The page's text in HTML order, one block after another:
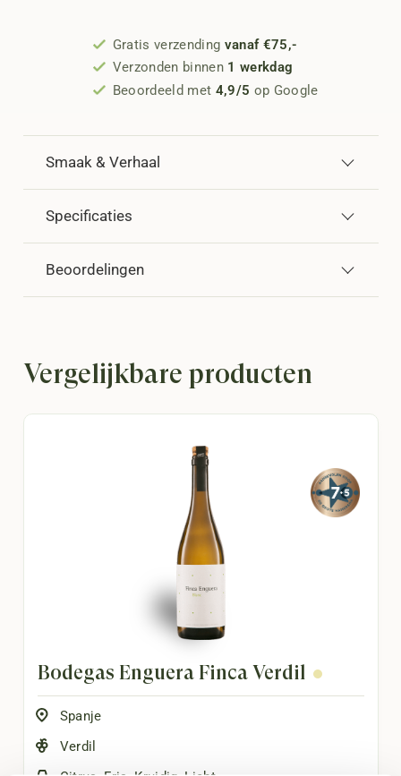
Gratis verzending vanaf €75,-
Verzonden binnen 1 werkdag
Beoordeeld met 4,9/5 op Google
Smaak & Verhaal
Specificaties
Beoordelingen
Vergelijkbare producten
Bodegas Enguera Finca Verdil
Spanje
Verdil